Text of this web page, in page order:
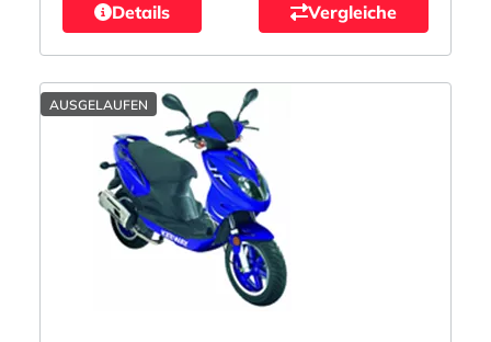
Details Vergleiche
AUSGELAUFEN